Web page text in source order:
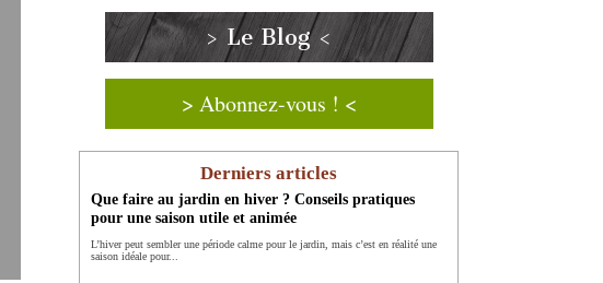
> Le Blog <
> Abonnez-vous ! <
Derniers articles
Que faire au jardin en hiver ? Conseils pratiques
pour une saison utile et animée
L’hiver peut sembler une période calme pour le jardin, mais c’est en réalité une
saison idéale pour...